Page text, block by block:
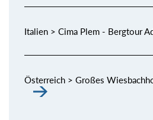
Italien > Cima Plem - Bergtour
Österreich > Großes